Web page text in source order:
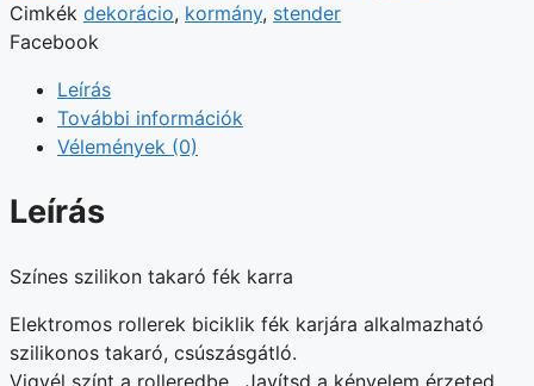
Cimkék dekorácio, kormány, stender
Facebook
Leírás
További információk
Vélemények (0)
Leírás
Színes szilikon takaró fék karra
Elektromos rollerek biciklik fék karjára alkalmazható
szilikonos takaró, csúszásgátló.